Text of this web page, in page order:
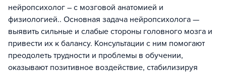
нейропсихолог – с мозговой анатомией и
физиологией.. Основная задача нейропсихолога —
выявить сильные и слабые стороны головного мозга и
привести их к балансу. Консультации с ним помогают
преодолеть трудности и проблемы в обучении,
оказывают позитивное воздействие, стабилизируя